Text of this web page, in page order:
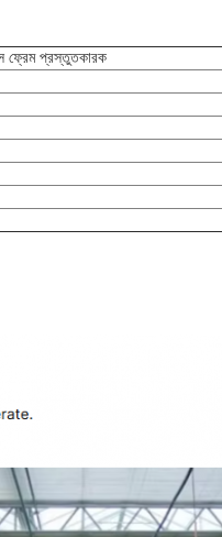
ফ্রেম প্রস্তুতকারক